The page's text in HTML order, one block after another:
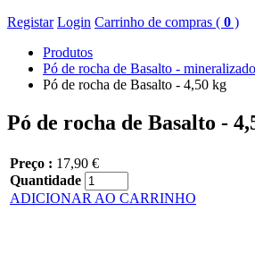
Registar Login Carrinho de compras ( 0 )
Produtos
Pó de rocha de Basalto -
Pó de rocha de Basalto - 4,50 kg
Pó de rocha de Basalto -
Preço : 17,90 €
Quantidade
ADICIONAR AO CARRINHO